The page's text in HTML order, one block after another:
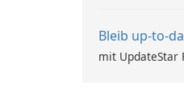
Bleib up-to-
mit UpdateStar